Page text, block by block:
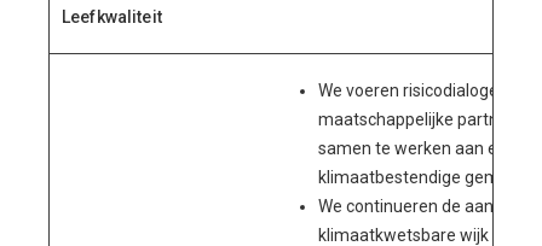
Leefkwaliteit
We voeren risicodialogen met
maatschappelijke partners
samen te werken aan een
klimaatbestendige
We continueren de aanpak
klimaatkwetsbare wijk